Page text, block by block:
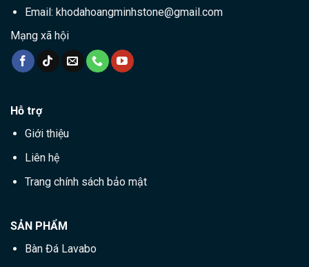
Email: khodahoangminhstone@gmail.com
Mạng xã hội
Hỗ trợ
Giới thiệu
Liên hệ
Trang chính sách bảo mật
SẢN PHẨM
Bàn Đá Lavabo